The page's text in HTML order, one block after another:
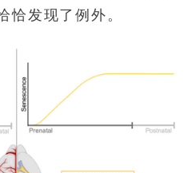
恰发现了例外。